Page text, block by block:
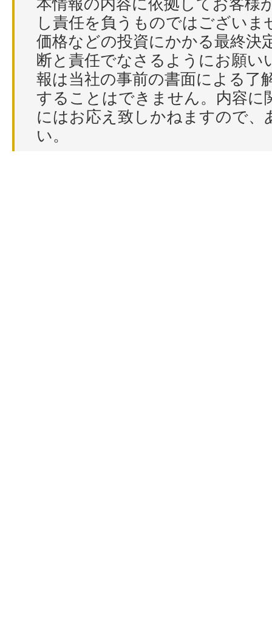
し責任を負うものではございま
価格などの投資にかかる最終決
断と責任でなさるようにお願い
報は当社の事前の書面による了
することはできません。内容に
にはお応え致しかねますので
い。